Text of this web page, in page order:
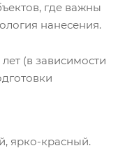
где важны
нанесения.
лет (в зависимости
ярко-красный.